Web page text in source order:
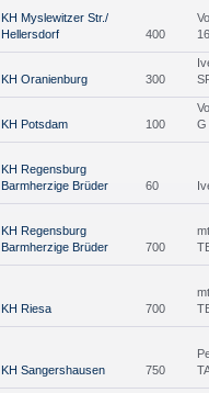
KH Myslewitzer Str./
Hellersdorf
400
KH Oranienburg 300
KH Potsdam 100
G
KH Regensburg
Barmherzige Brüder
60
KH Regensburg
Barmherzige Brüder
700
KH Riesa 700
KH Sangershausen 750